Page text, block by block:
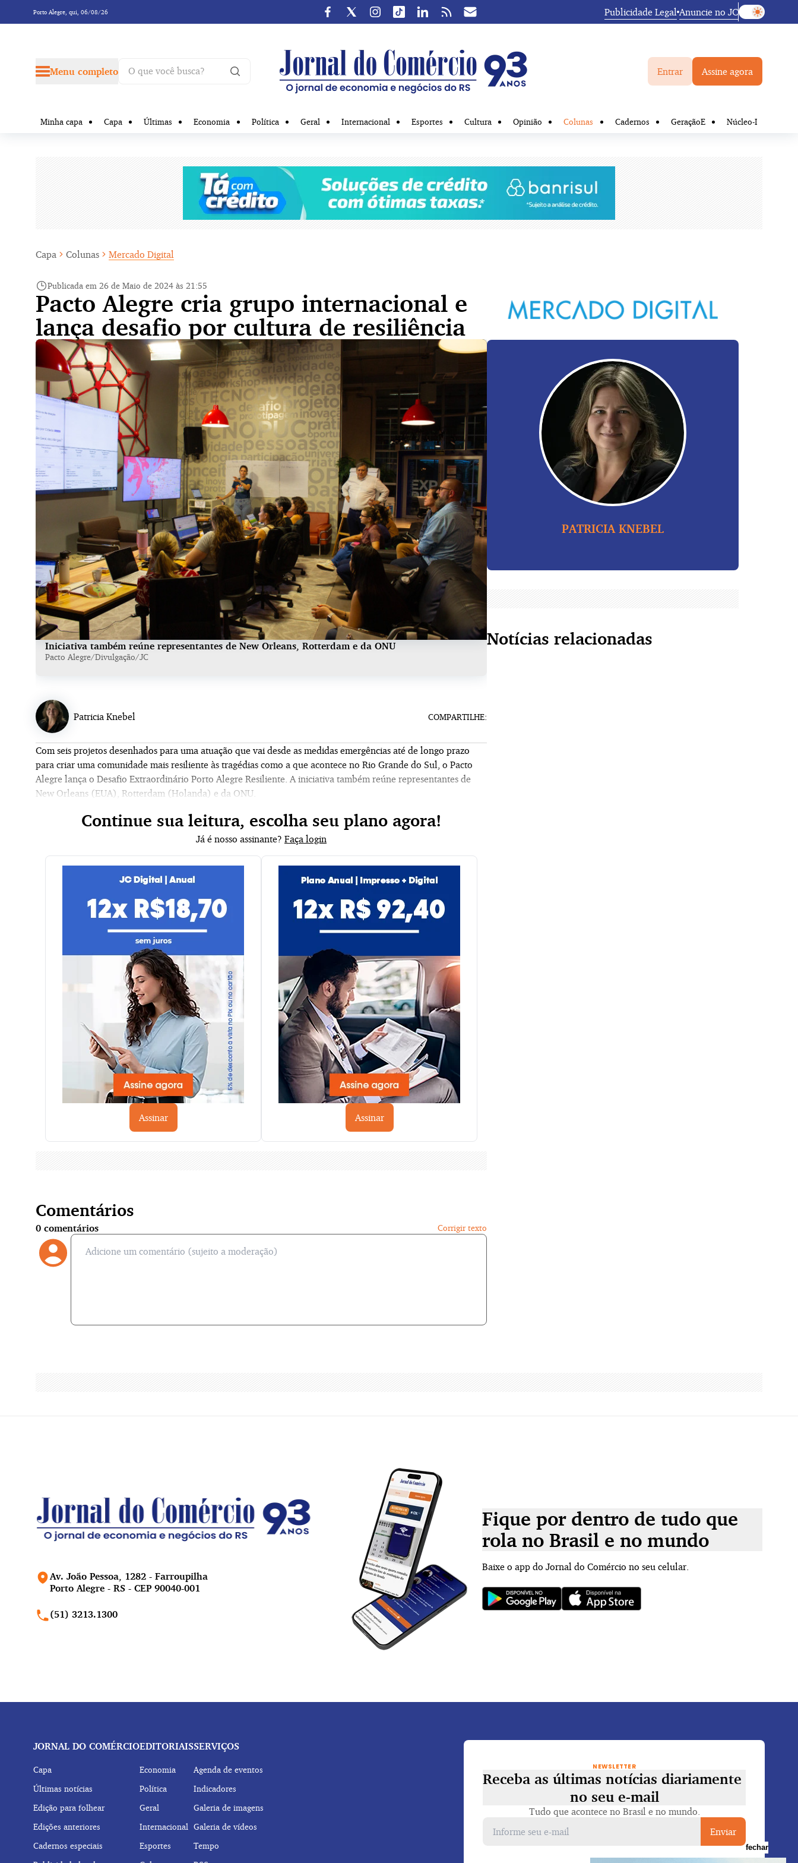
Porto Alegre, qui, 06/08/26 Publicidade Legal Anuncie no JC
Menu completo Entrar Assine agora
Minha capa Capa Últimas Economia Política Geral Internacional Esportes Cultura Opinião Colunas Cadernos GeraçãoE Núcleo-I
Capa Colunas Mercado Digital
Publicada em 26 de Maio de 2024 às 21:55
Pacto Alegre cria grupo internacional e
lança desafio por cultura de resiliência
Iniciativa também reúne representantes de New Orleans, Rotterdam e da ONU
Pacto Alegre/Divulgação/JC
COMPARTILHE:
Patricia Knebel
Com seis projetos desenhados para uma atuação que vai desde as medidas emergências até de longo prazo
para criar uma comunidade mais resiliente às tragédias como a que acontece no Rio Grande do Sul, o Pacto
Alegre lança o Desafio Extraordinário Porto Alegre Resiliente. A iniciativa também reúne representantes de
New Orleans (EUA), Rotterdam (Holanda) e da ONU.
Continue sua leitura, escolha seu plano agora!
Já é nosso assinante? Faça login
Assinar Assinar
Comentários
0 comentários Corrigir texto
PATRICIA KNEBEL
Notícias relacionadas
Av. João Pessoa, 1282 - Farroupilha
Porto Alegre - RS - CEP 90040-001
(51) 3213.1300
Fique por dentro de tudo que
rola no Brasil e no mundo
Baixe o app do Jornal do Comércio no seu celular.
JORNAL DO COMÉRCIO
Capa
Últimas notícias
Edição para folhear
Edições anteriores
Cadernos especiais
EDITORIAIS
Economia
Política
Geral
Internacional
Esportes
SERVIÇOS
Agenda de eventos
Indicadores
Galeria de imagens
Galeria de vídeos
Tempo
NEWSLETTER
Receba as últimas notícias diariamente
no seu e-mail
Tudo que acontece no Brasil e no mundo.
Enviar
fechar